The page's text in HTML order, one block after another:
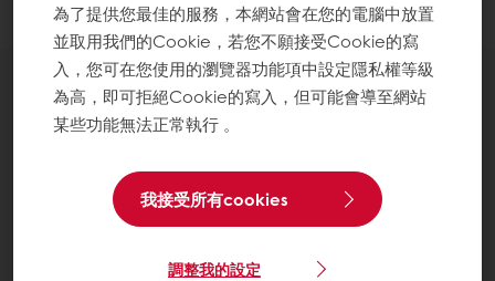
篩選
調溫巧克力 Real Chocolate
為了提供您最佳的服務，本網站會在您的電腦中放置
並取用我們的Cookie，若您不願接受Cookie的寫
入，您可在您使用的瀏覽器功能項中設定隱私權等級
為高，即可拒絕Cookie的寫入，但可能會導至網站
某些功能無法正常執行 。
我接受所有cookies
調整我的設定